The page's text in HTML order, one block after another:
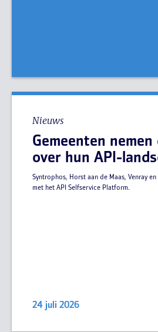
Nieuws
Gemeenten
over hun API-
Syntrophos, Horst aan de Maas, Venray
met het API Selfservice Platform.
24 juli 2026